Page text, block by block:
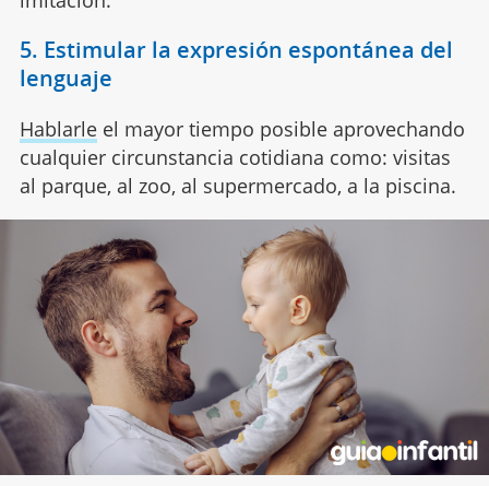
5. Estimular la expresión espontánea del
lenguaje
Hablarleel mayor tiempo posible aprovechando
cualquier circunstancia cotidiana como: visitas
al parque, al zoo, al supermercado, a la piscina.